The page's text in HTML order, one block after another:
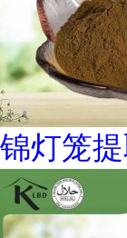
锦灯笼